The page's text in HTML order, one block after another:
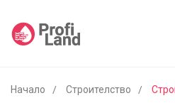
Начало Строителство